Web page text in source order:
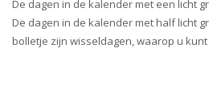
De dagen in de kalender met een licht
De dagen in de kalender met half licht
bolletje zijn wisseldagen, waarop u